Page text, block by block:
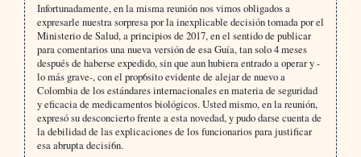
Infortunadamente, en la misma reunión nos vimos obligados a
expresarle nuestra sorpresa por la inexplicable decisión tomada por el
Ministerio de Salud, a principios de 2017, en el sentido de publicar
para comentarios una nueva versión de esa Guía, tan solo 4 meses
después de haberse expedido, sin que aun hubiera entrado a operar y -
lo más grave-, con el prop6sito evidente de alejar de nuevo a
Colombia de los estándares internacionales en materia de seguridad
y eficacia de medicamentos biológicos. Usted mismo, en la reunión,
expresó su desconcierto frente a esta novedad, y pudo darse cuenta de
la debilidad de las explicaciones de los funcionarios para justificar
esa abrupta decisi6n.